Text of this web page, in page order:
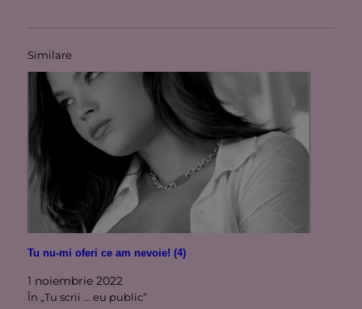
Similare
Tu nu-mi oferi ce am nevoie! (4)
1 noiembrie 2022
În „Tu scrii ... eu public”